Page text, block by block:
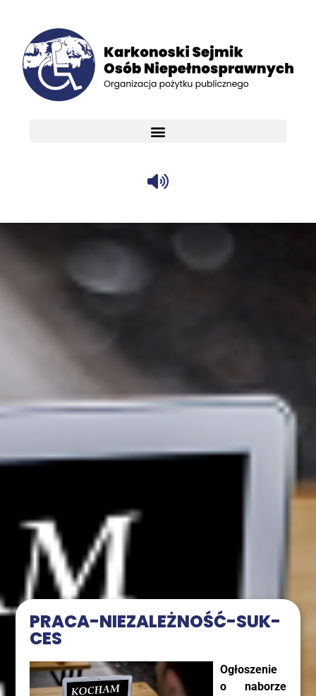
PRA­CA-NIE­ZA­LEŻ­NOŚĆ-SUK­
CES
Ogło­sze­nie
o nabo­rze